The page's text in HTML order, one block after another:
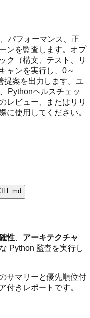
パフォーマンス、正
ンを監査します。オプ
ク（構文、テスト、リ
ャンを実行し、0～
提案を出力します。ユ
Pythonヘルスチェッ
レビュー、またはリリ
に使用してください。
性
アーキテクチャ
Python 監査を実行し
サマリーと優先順位付
付きレポートです。